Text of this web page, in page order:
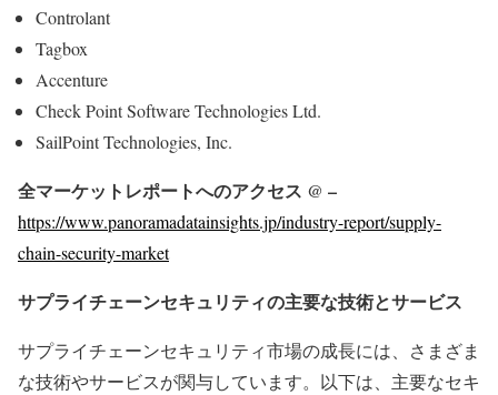
Controlant
Tagbox
Accenture
Check Point Software Technologies Ltd.
SailPoint Technologies, Inc.
全マーケットレポートへのアクセス @ –
https://www.panoramadatainsights.jp/industry-report/supply-
chain-security-market
サプライチェーンセキュリティの主要な技術とサービス
サプライチェーンセキュリティ市場の成長には、さまざま
な技術やサービスが関与しています。以下は、主要なセキ